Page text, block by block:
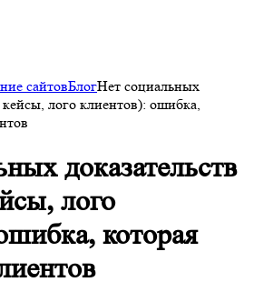
сайтовБлогНет социальных
кейсы, лого клиентов): ошибка,
доказательств
лого
которая